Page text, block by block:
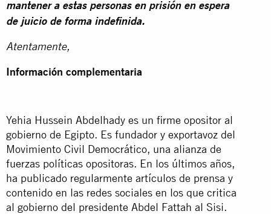
mantener a estas personas en prisión en espera
de juicio de forma indefinida.
Atentamente,
Información complementaria
Yehia Hussein Abdelhady es un firme opositor al
gobierno de Egipto. Es fundador y exportavoz del
Movimiento Civil Democrático, una alianza de
fuerzas políticas opositoras. En los últimos años,
ha publicado regularmente artículos de prensa y
contenido en las redes sociales en los que critica
al gobierno del presidente Abdel Fattah al Sisi.